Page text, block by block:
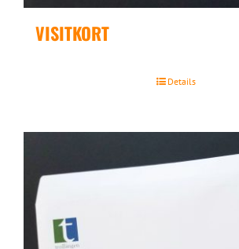
VISITKORT
Details